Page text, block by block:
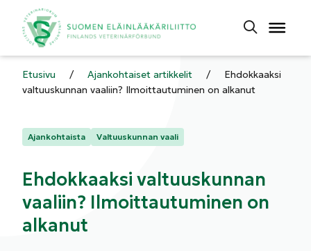
Etusivu / Ajankohtaiset artikkelit /
Ehdokkaaksi
valtuuskunnan vaaliin? Ilmoittautuminen on alkanut
Kategoriat:
Ajankohtaista Valtuuskunnan vaali
Ehdokkaaksi valtuuskunnan
vaaliin? Ilmoittautuminen on
alkanut